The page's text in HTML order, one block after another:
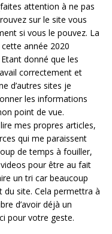
attention à ne pas
sur le site vous
si vous le pouvez. La
année 2020
donné que les
correctement et
d’autres sites je
les informations
point de vue.
mes propres articles,
qui me paraissent
de temps à fouiller,
pour être au fait
un tri car beaucoup
du site. Cela permettra à
d’avoir déjà un
pour votre geste.